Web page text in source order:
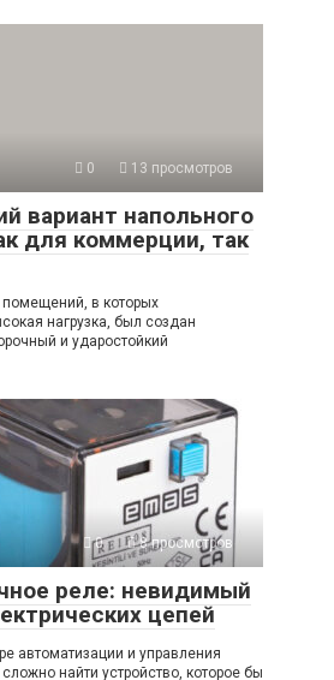
0 13 просмотров
вариант напольного
для коммерции, так
в которых
нагрузка, был создан
и ударостойкий
0 8 просмотров
реле: невидимый
цепей
автоматизации и управления
найти устройство, которое бы